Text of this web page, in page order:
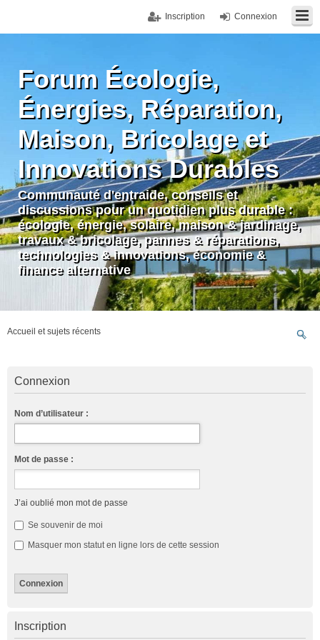
Connexion
Inscription
Forum Écologie,
Énergies, Réparation,
Maison, Bricolage et
Innovations Durables
Communauté d'entraide, conseils et
discussions pour un quotidien plus durable :
écologie, énergie, solaire, maison & jardinage,
travaux & bricolage, pannes & réparations,
technologies & innovations, économie &
finance alternative
Accueil et sujets récents
Connexion
Nom d’utilisateur :
Mot de passe :
J’ai oublié mon mot de passe
Se souvenir de moi
Masquer mon statut en ligne lors de cette session
Inscription